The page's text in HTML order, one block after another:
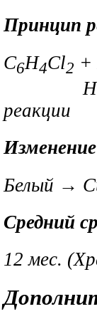
Принцип
C6H4Cl2 +
HCl +
реакции
Белый →
Средний
12 мес.